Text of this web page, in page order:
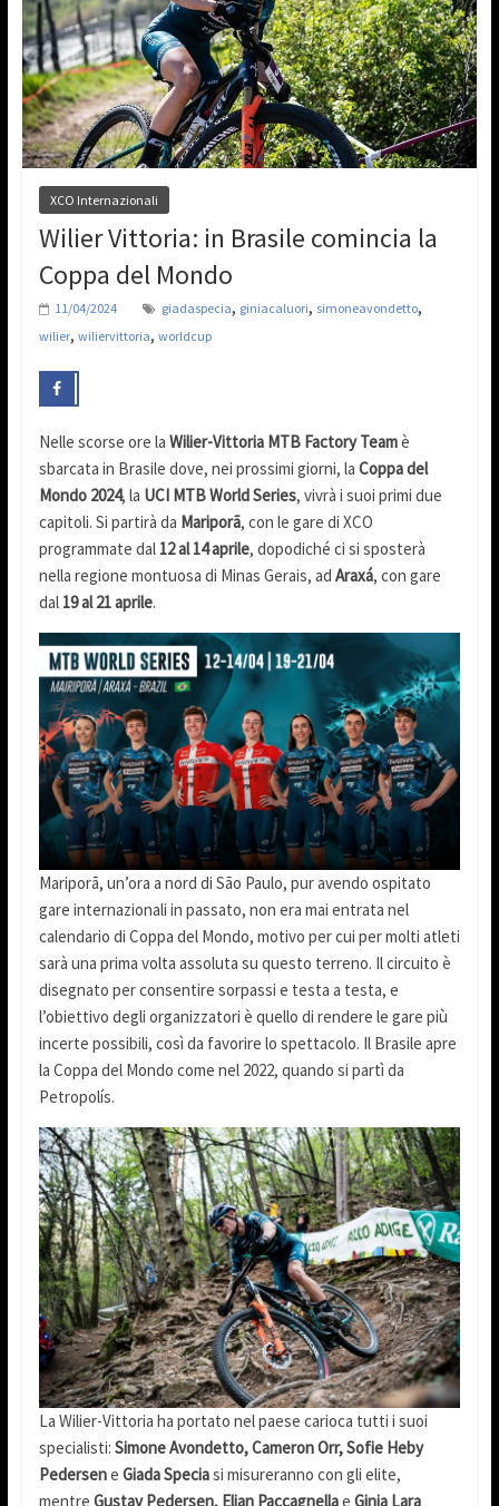
XCO Internazionali
Wilier Vittoria: in Brasile comincia la
Coppa del Mondo
11/04/2024 giadaspecia, giniacaluori, simoneavondetto,
wilier, wiliervittoria, worldcup
Nelle scorse ore la Wilier-Vittoria MTB Factory Teamè
sbarcata in Brasile dove, nei prossimi giorni, la Coppa del
Mondo 2024, la UCI MTB World Series, vivrà i suoi primi due
capitoli. Si partirà da Mariporã, con le gare di XCO
programmate dal 12 al 14 aprile, dopodiché ci si sposterà
nella regione montuosa di Minas Gerais, ad Araxá, con gare
dal 19 al 21 aprile.
Mariporã, un’ora a nord di São Paulo, pur avendo ospitato
gare internazionali in passato, non era mai entrata nel
calendario di Coppa del Mondo, motivo per cui per molti atleti
sarà una prima volta assoluta su questo terreno. Il circuito è
disegnato per consentire sorpassi e testa a testa, e
l’obiettivo degli organizzatori è quello di rendere le gare più
incerte possibili, così da favorire lo spettacolo. Il Brasile apre
la Coppa del Mondo come nel 2022, quando si partì da
Petropolís.
La Wilier-Vittoria ha portato nel paese carioca tutti i suoi
specialisti: Simone Avondetto, Cameron Orr, Sofie Heby
Pedersene Giada Speciasi misureranno con gli elite,
mentre Gustav Pedersen, Elian Paccagnellae Ginia Lara